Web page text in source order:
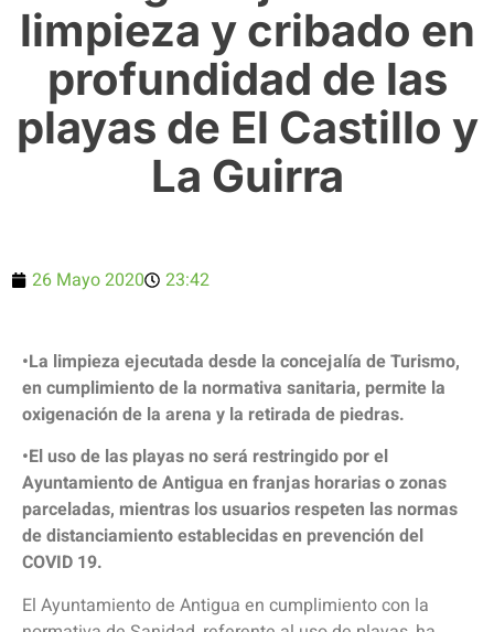
limpieza y cribado en
profundidad de las
playas de El Castillo y
La Guirra
26 Mayo 2020 23:42
•La limpieza ejecutada desde la concejalía de Turismo,
en cumplimiento de la normativa sanitaria, permite la
oxigenación de la arena y la retirada de piedras.
•El uso de las playas no será restringido por el
Ayuntamiento de Antigua en franjas horarias o zonas
parceladas, mientras los usuarios respeten las normas
de distanciamiento establecidas en prevención del
COVID 19.
El Ayuntamiento de Antigua en cumplimiento con la